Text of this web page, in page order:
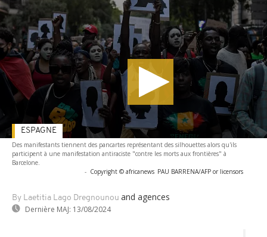
Des manifestants tiennent des pancartes représentant des silhouettes alors qu'ils
participent à une manifestation antiraciste "contre les morts aux frontières" à
Barcelone.
- Copyright © africanews PAU BARRENA/AFP or licensors
By Laetitia Lago Dregnounou and agences
Dernière MAJ: 13/08/2024
ESPAGNE